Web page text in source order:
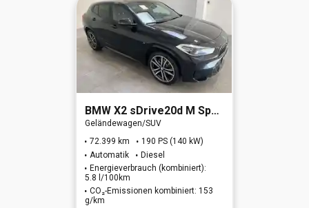
BMW X2 sDrive20d M Sport (EURO 6d)
Geländewagen/SUV
72.399 km
190 PS (140 kW)
Automatik
Diesel
Energieverbrauch (kombiniert):
5.8 l/100km
CO₂-Emissionen kombiniert: 153
g/km